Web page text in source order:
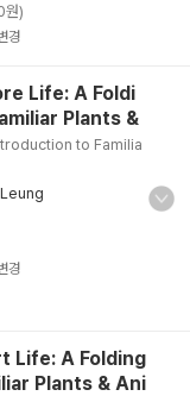
원)
경
Life: A Foldi
Plants &
to Familia
경
Life: A Folding
Plants & Ani